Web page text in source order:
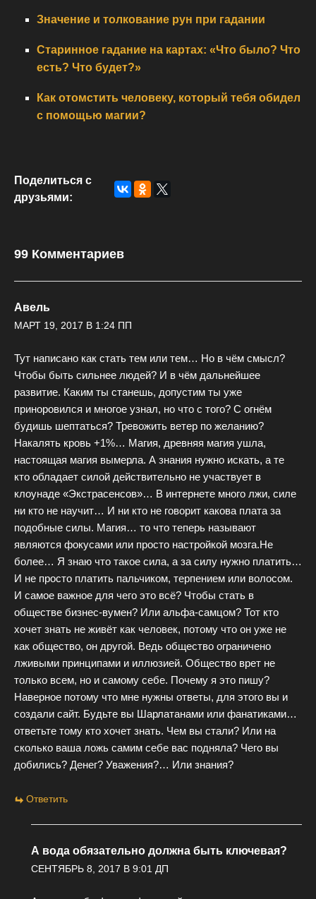
Значение и толкование рун при гадании
Старинное гадание на картах: «Что было? Что
есть? Что будет?»
Как отомстить человеку, который тебя обидел
с помощью магии?
Поделиться с
друзьями:
99 Комментариев
Авель
МАРТ 19, 2017 В 1:24 ПП
Тут написано как стать тем или тем… Но в чём смысл?
Чтобы быть сильнее людей? И в чём дальнейшее
развитие. Каким ты станешь, допустим ты уже
приноровился и многое узнал, но что с того? С огнём
будишь шептаться? Тревожить ветер по желанию?
Накалять кровь +1%… Магия, древняя магия ушла,
настоящая магия вымерла. А знания нужно искать, а те
кто обладает силой действительно не участвует в
клоунаде «Экстрасенсов»… В интернете много лжи, силе
ни кто не научит… И ни кто не говорит какова плата за
подобные силы. Магия… то что теперь называют
являются фокусами или просто настройкой мозга.Не
более… Я знаю что такое сила, а за силу нужно платить…
И не просто платить пальчиком, терпением или волосом.
И самое важное для чего это всё? Чтобы стать в
обществе бизнес-вумен? Или альфа-самцом? Тот кто
хочет знать не живёт как человек, потому что он уже не
как общество, он другой. Ведь общество ограничено
лживыми принципами и иллюзией. Общество врет не
только всем, но и самому себе. Почему я это пишу?
Наверное потому что мне нужны ответы, для этого вы и
создали сайт. Будьте вы Шарлатанами или фанатиками…
ответьте тому кто хочет знать. Чем вы стали? Или на
сколько ваша ложь самим себе вас подняла? Чего вы
добились? Денег? Уважения?… Или знания?
Ответить
А вода обязательно должна быть ключевая?
СЕНТЯБРЬ 8, 2017 В 9:01 ДП